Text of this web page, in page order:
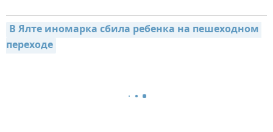
В Ялте иномарка сбила ребенка на пешеходном
переходе